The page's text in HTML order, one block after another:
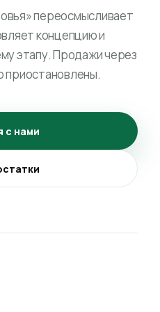
переосмысливает
концепцию и
этапу. Продажи через
приостановлены.
с нами